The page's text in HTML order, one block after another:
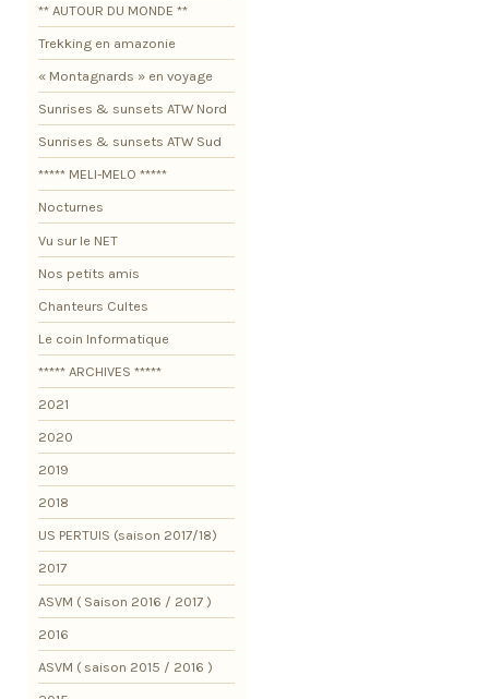
** AUTOUR DU MONDE **
Trekking en amazonie
« Montagnards » en voyage
Sunrises & sunsets ATW Nord
Sunrises & sunsets ATW Sud
***** MELI-MELO *****
Nocturnes
Vu sur le NET
Nos petits amis
Chanteurs Cultes
Le coin Informatique
***** ARCHIVES *****
2021
2020
2019
2018
US PERTUIS (saison 2017/18)
2017
ASVM ( Saison 2016 / 2017 )
2016
ASVM ( saison 2015 / 2016 )